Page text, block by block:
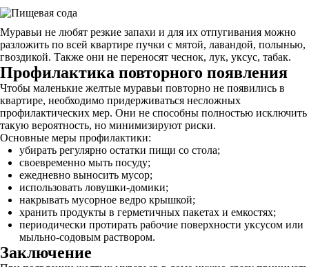
Муравьи не любят резкие запахи и для их отпугивания можно
разложить по всей квартире пучки с мятой, лавандой, полынью,
гвоздикой. Также они не переносят чеснок, лук, уксус, табак.
Профилактика повторного появления
Чтобы маленькие желтые муравьи повторно не появились в
квартире, необходимо придерживаться несложных
профилактических мер. Они не способны полностью исключить
такую вероятность, но минимизируют риски.
Основные меры профилактики:
убирать регулярно остатки пищи со стола;
своевременно мыть посуду;
ежедневно выносить мусор;
использовать ловушки-домики;
накрывать мусорное ведро крышкой;
хранить продукты в герметичных пакетах и емкостях;
периодически протирать рабочие поверхности уксусом или
мыльно-содовым раствором.
Заключение